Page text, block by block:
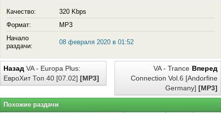
Качество:
320 Kbps
Формат:
MP3
Начало
раздачи:
08 февраля 2020 в 01:52
Назад VA - Europa Plus:
ЕвроХит Топ 40 [07.02] [MP3]
Вперед
VA - Trance
Connection Vol.6 [Andorfine
Germany] [MP3]
Похожие раздачи